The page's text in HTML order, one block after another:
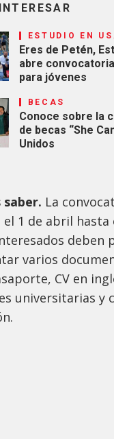
ESTUDIO EN
Eres de Petén,
abre
para jóvenes
BECAS
Conoce sobre la
de becas “She
Unidos
saber. La
1 de abril hasta
deben
varios
CV en
universitarias y